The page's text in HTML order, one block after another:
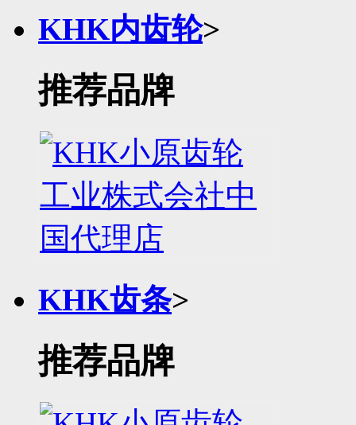
KHK内齿轮>
推荐品牌
KHK齿条>
推荐品牌